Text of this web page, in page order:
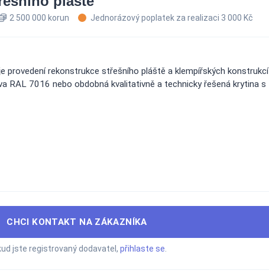
2 500 000 korun Jednorázový poplatek za realizaci 3 000 Kč
provedení rekonstrukce střešního pláště a klempířských konstrukcí
RAL 7016 nebo obdobná kvalitativně a technicky řešená krytina s
CHCI KONTAKT NA ZÁKAZNÍKA
jste registrovaný dodavatel, přihlaste se